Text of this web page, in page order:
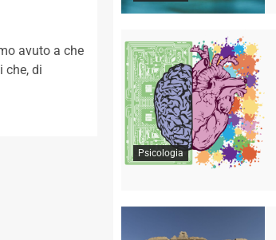
avuto a che
che, di
Psicologia